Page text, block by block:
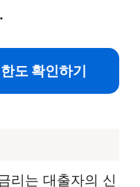
도 확인하기
리는 대출자의 신